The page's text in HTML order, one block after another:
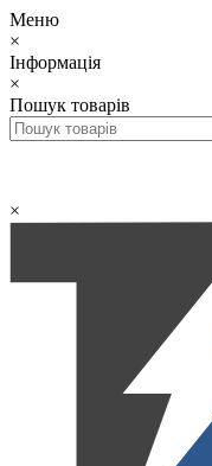
Меню
×
Інформація
×
Пошук товарів
×